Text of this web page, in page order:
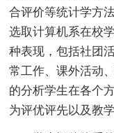
合评价等统计学方
选取计算机系在校
种表现，包括社团
常工作、课外活动
的分析学生在各个
为评优评先以及教